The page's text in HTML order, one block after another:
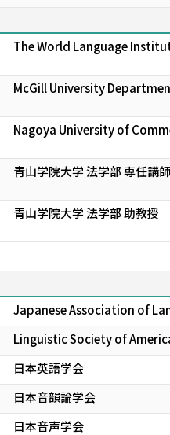
The World Language
McGill University
Nagoya University of
青山学院大学 法学部 専任講師
青山学院大学 法学部 助教授
Japanese Association of
Linguistic Society of America
日本英語学会
日本音韻論学会
日本音声学会